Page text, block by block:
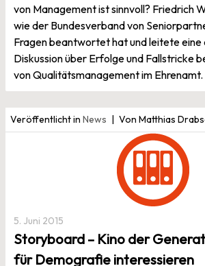
von Management ist sinnvoll? Friedrich
wie der Bundesverband von
Fragen beantwortet hat und leitete
Diskussion über Erfolge und Fallstricke
von Qualitätsmanagement im Ehrenamt.
Veröffentlicht in News Von Matthias
5. Juni 2015
Storyboard – Kino der
für Demografie interessieren